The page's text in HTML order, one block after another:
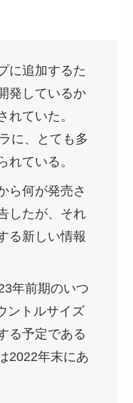
に追加するた
発しているか
れていた。
に、とても多
れている。
ら何が発売さ
したが、それ
る新しい情報
年前期のいつ
ントルサイズ
る予定である
2022年末にあ